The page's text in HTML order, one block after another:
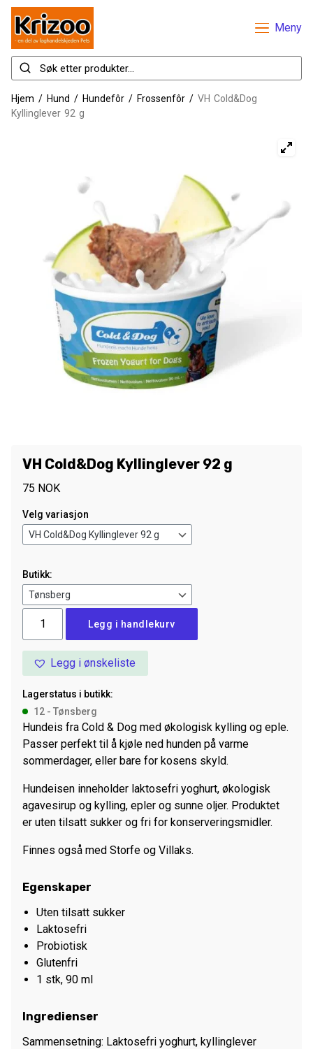
Meny
Hjem / Hund / Hundefôr / Frossenfôr / VH Cold&Dog
Kyllinglever 92 g
VH Cold&Dog Kyllinglever 92 g
75 NOK
Velg variasjon
Butikk:
Cold&Dog
Kyllinglever
antall
Legg i handlekurv
Legg i ønskeliste
Lagerstatus i butikk:
12 - Tønsberg
Hundeis fra Cold & Dog med økologisk kylling og eple.
Passer perfekt til å kjøle ned hunden på varme
sommerdager, eller bare for kosens skyld.
Hundeisen inneholder laktosefri yoghurt, økologisk
agavesirup og kylling, epler og sunne oljer. Produktet
er uten tilsatt sukker og fri for konserveringsmidler.
Finnes også med Storfe og Villaks.
Egenskaper
Uten tilsatt sukker
Laktosefri
Probiotisk
Glutenfri
1 stk, 90 ml
Ingredienser
Sammensetning: Laktosefri yoghurt, kyllinglever